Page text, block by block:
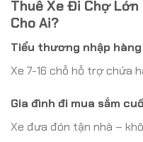
Thuê Xe Đi Chợ
Cho Ai?
Tiểu thương nhập
Xe 7-16 chỗ hỗ trợ chứa
Gia đình đi mua sắm
Xe đưa đón tận nhà –